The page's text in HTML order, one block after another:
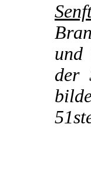
und
der